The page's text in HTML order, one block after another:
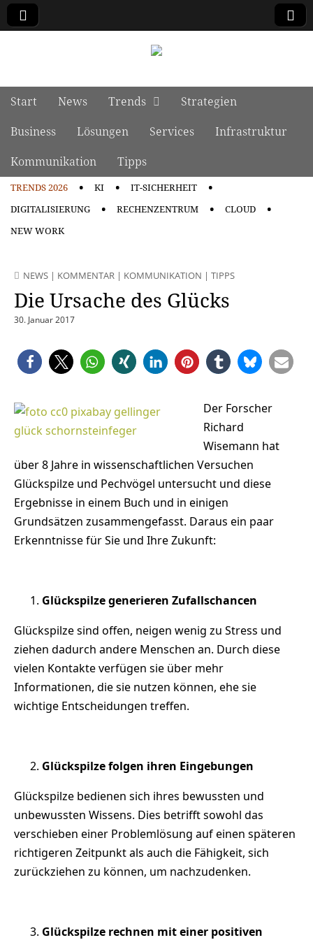
Main menu
Skip to content
Start News Trends
Strategien
Business
Lösungen Services
Infrastruktur
Kommunikation
Tipps
TRENDS 2026 KI
IT-SICHERHEIT
DIGITALISIERUNG
RECHENZENTRUM
CLOUD
NEW WORK
NEWS | KOMMENTAR | KOMMUNIKATION | TIPPS
Die Ursache des Glücks
30. Januar 2017
Der Forscher
Richard
Wisemann hat
über 8 Jahre in wissenschaftlichen Versuchen
Glückspilze und Pechvögel untersucht und diese
Ergebnisse in einem Buch und in einigen
Grundsätzen zusammengefasst. Daraus ein paar
Erkenntnisse für Sie und Ihre Zukunft:
Glückspilze generieren Zufallschancen
Glückspilze sind offen, neigen wenig zu Stress und
ziehen dadurch andere Menschen an. Durch diese
vielen Kontakte verfügen sie über mehr
Informationen, die sie nutzen können, ehe sie
wichtige Entscheidungen treffen.
Glückspilze folgen ihren Eingebungen
Glückspilze bedienen sich ihres bewussten und
unbewussten Wissens. Dies betrifft sowohl das
verschieben einer Problemlösung auf einen späteren
richtigeren Zeitpunkt als auch die Fähigkeit, sich
zurückziehen zu können, um nachzudenken.
Glückspilze rechnen mit einer positiven